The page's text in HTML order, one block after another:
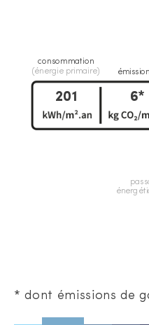
consommation
(énergie primaire)
201 6*
* dont émissions de